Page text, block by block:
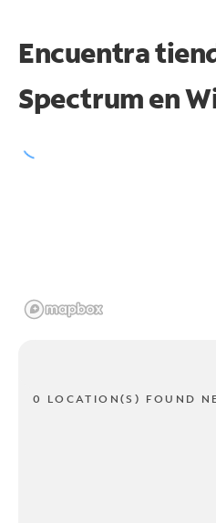
Encuentra
Spectrum en
0 LOCATION(S) FOUND